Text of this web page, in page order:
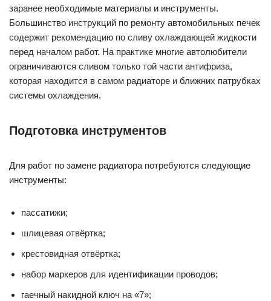
заранее необходимые материалы и инструменты.
Большинство инструкций по ремонту автомобильных печек
содержит рекомендацию по сливу охлаждающей жидкости
перед началом работ. На практике многие автолюбители
ограничиваются сливом только той части антифриза,
которая находится в самом радиаторе и ближних патрубках
системы охлаждения.
Подготовка инструментов
Для работ по замене радиатора потребуются следующие
инструменты:
пассатижи;
шлицевая отвёртка;
крестовидная отвёртка;
набор маркеров для идентификации проводов;
гаечный накидной ключ на «7»;